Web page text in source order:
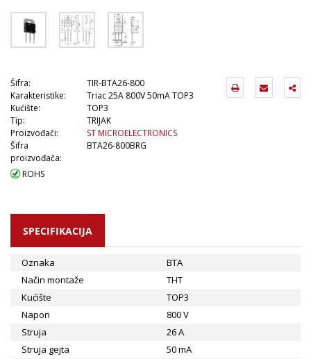
Šifra:
TIR-BTA26-800
Karakteristike:
Triac 25A 800V 50mA TOP3
Kućište:
TOP3
Tip:
TRIJAK
Proizvođači:
ST MICROELECTRONICS
Šifra
proizvođača:
BTA26-800BRG
ROHS
SPECIFIKACIJA
Oznaka
BTA
Način montaže
THT
Kućište
TOP3
Napon
800 V
Struja
26 A
Struja gejta
50 mA